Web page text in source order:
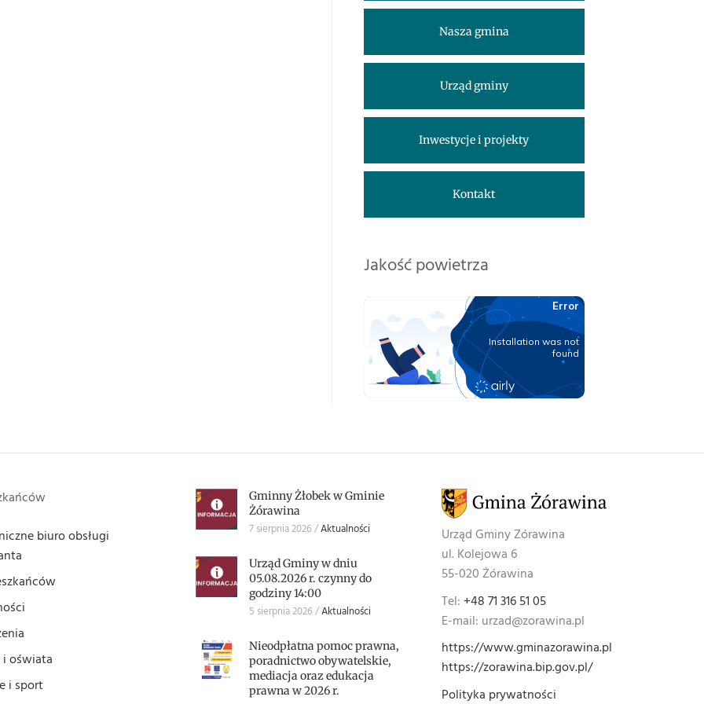
Nasza gmina
Urząd gminy
Inwestycje i projekty
Kontakt
Jakość powietrza
biuro obsługi
oświata
i sport
Gminny Żłobek w Gminie
Żórawina
7 sierpnia 2026 Aktualności
Urząd Gminy w dniu
05.08.2026 r. czynny do
godziny 14:00
5 sierpnia 2026 Aktualności
Nieodpłatna pomoc prawna,
poradnictwo obywatelskie,
mediacja oraz edukacja
prawna w 2026 r.
Urząd Gminy Zórawina
ul. Kolejowa 6
55-020 Żórawina
Tel: +48 71 316 51 05
E-mail: urzad@zorawina.pl
https://www.gminazorawina.pl
https://zorawina.bip.gov.pl/
Polityka prywatności